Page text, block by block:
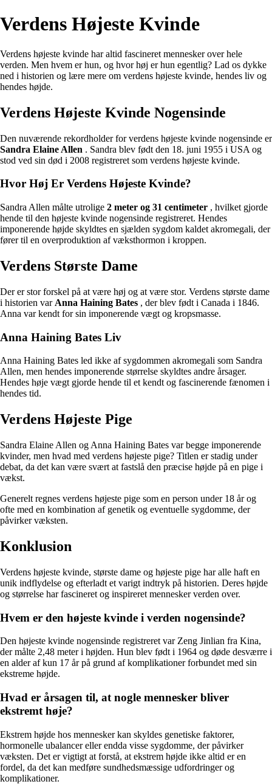
Verdens Højeste Kvinde
Verdens højeste kvinde har altid fascineret mennesker over hele
verden. Men hvem er hun, og hvor høj er hun egentlig? Lad os dykke
ned i historien og lære mere om verdens højeste kvinde, hendes liv og
hendes højde.
Verdens Højeste Kvinde Nogensinde
Den nuværende rekordholder for verdens højeste kvinde nogensinde er
Sandra Elaine Allen . Sandra blev født den 18. juni 1955 i USA og
stod ved sin død i 2008 registreret som verdens højeste kvinde.
Hvor Høj Er Verdens Højeste Kvinde?
Sandra Allen målte utrolige 2 meter og 31 centimeter , hvilket gjorde
hende til den højeste kvinde nogensinde registreret. Hendes
imponerende højde skyldtes en sjælden sygdom kaldet akromegali, der
fører til en overproduktion af væksthormon i kroppen.
Verdens Største Dame
Der er stor forskel på at være høj og at være stor. Verdens største dame
i historien var Anna Haining Bates , der blev født i Canada i 1846.
Anna var kendt for sin imponerende vægt og kropsmasse.
Anna Haining Bates Liv
Anna Haining Bates led ikke af sygdommen akromegali som Sandra
Allen, men hendes imponerende størrelse skyldtes andre årsager.
Hendes høje vægt gjorde hende til et kendt og fascinerende fænomen i
hendes tid.
Verdens Højeste Pige
Sandra Elaine Allen og Anna Haining Bates var begge imponerende
kvinder, men hvad med verdens højeste pige? Titlen er stadig under
debat, da det kan være svært at fastslå den præcise højde på en pige i
vækst.
Generelt regnes verdens højeste pige som en person under 18 år og
ofte med en kombination af genetik og eventuelle sygdomme, der
påvirker væksten.
Konklusion
Verdens højeste kvinde, største dame og højeste pige har alle haft en
unik indflydelse og efterladt et varigt indtryk på historien. Deres højde
og størrelse har fascineret og inspireret mennesker verden over.
Hvem er den højeste kvinde i verden nogensinde?
Den højeste kvinde nogensinde registreret var Zeng Jinlian fra Kina,
der målte 2,48 meter i højden. Hun blev født i 1964 og døde desværre i
en alder af kun 17 år på grund af komplikationer forbundet med sin
ekstreme højde.
Hvad er årsagen til, at nogle mennesker bliver
ekstremt høje?
Ekstrem højde hos mennesker kan skyldes genetiske faktorer,
hormonelle ubalancer eller endda visse sygdomme, der påvirker
væksten. Det er vigtigt at forstå, at ekstrem højde ikke altid er en
fordel, da det kan medføre sundhedsmæssige udfordringer og
komplikationer.